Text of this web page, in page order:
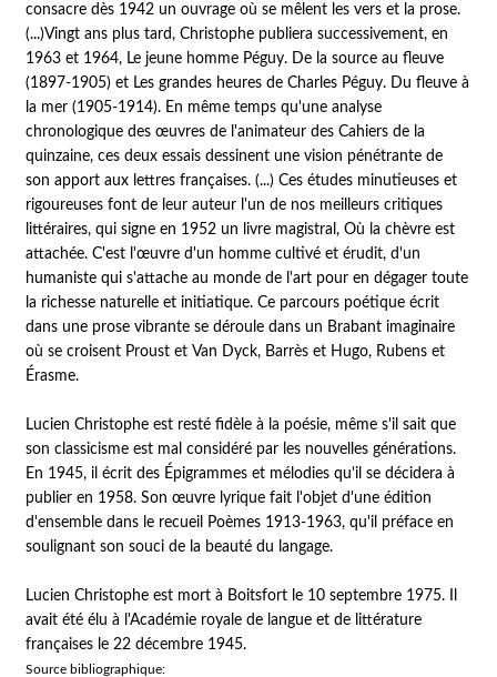
consacre dès 1942 un ouvrage où se mêlent les vers et la prose.
(...)Vingt ans plus tard, Christophe publiera successivement, en
1963 et 1964, Le jeune homme Péguy. De la source au fleuve
(1897-1905) et Les grandes heures de Charles Péguy. Du fleuve à
la mer (1905-1914). En même temps qu'une analyse
chronologique des œuvres de l'animateur des Cahiers de la
quinzaine, ces deux essais dessinent une vision pénétrante de
son apport aux lettres françaises. (...) Ces études minutieuses et
rigoureuses font de leur auteur l'un de nos meilleurs critiques
littéraires, qui signe en 1952 un livre magistral,Où la chèvre est
attachée. C'est l'œuvre d'un homme cultivé et érudit, d'un
humaniste qui s'attache au monde de l'art pour en dégager toute
la richesse naturelle et initiatique. Ce parcours poétique écrit
dans une prose vibrante se déroule dans un Brabant imaginaire
où se croisent Proust et Van Dyck, Barrès et Hugo, Rubens et
Érasme.
Lucien Christophe est resté fidèle à la poésie, même s'il sait que
son classicisme est mal considéré par les nouvelles générations.
En 1945, il écrit des Épigrammes et mélodies qu'il se décidera à
publier en 1958. Son œuvre lyrique fait l'objet d'une édition
d'ensemble dans le recueil Poèmes 1913-1963, qu'il préface en
soulignant son souci de la beauté du langage.
Lucien Christophe est mort à Boitsfort le 10 septembre 1975. Il
avait été élu à l'Académie royale de langue et de littérature
françaises le 22 décembre 1945.
Source bibliographique: